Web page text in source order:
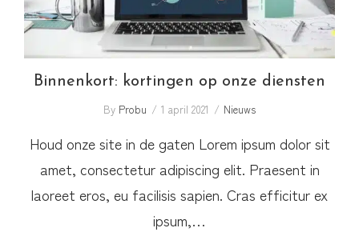
Binnenkort: kortingen op onze diensten
By Probu 1 april 2021 Nieuws
Houd onze site in de gaten Lorem ipsum dolor sit
amet, consectetur adipiscing elit. Praesent in
laoreet eros, eu facilisis sapien. Cras efficitur ex
ipsum,…